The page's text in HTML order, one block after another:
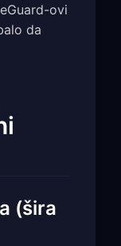
ovi
da
(šira